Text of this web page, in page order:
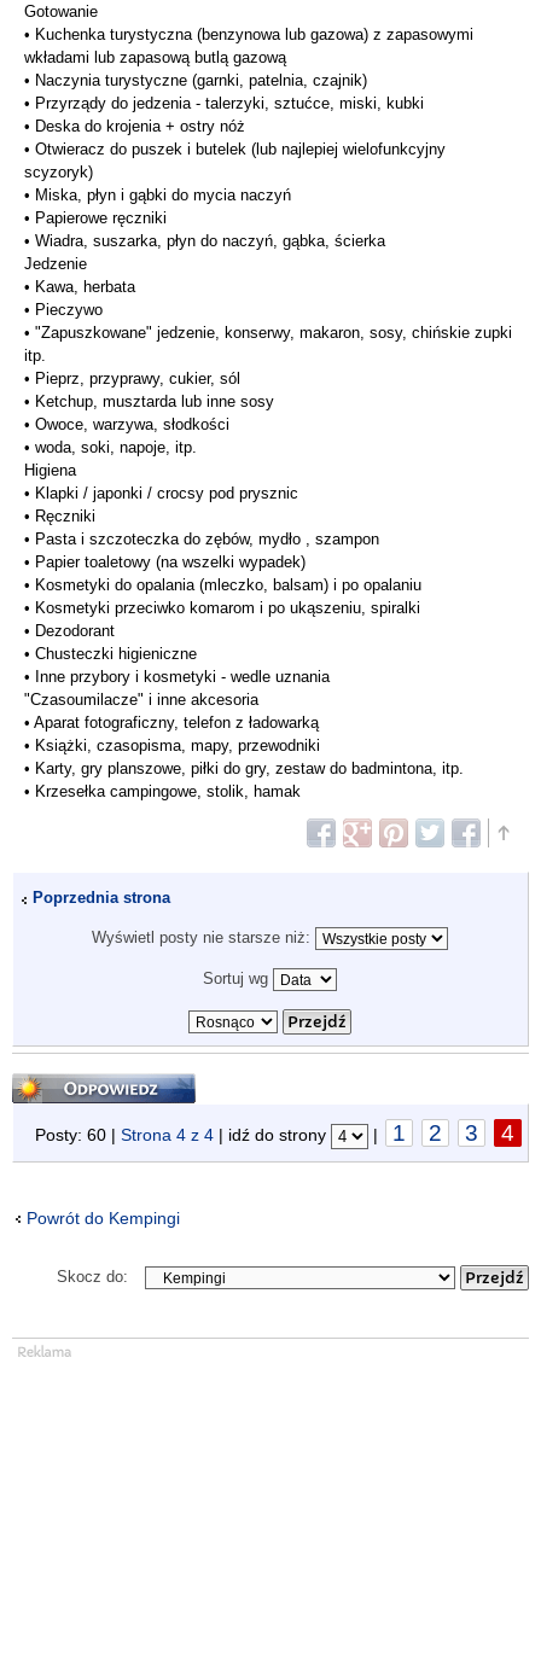
Gotowanie
• Kuchenka turystyczna (benzynowa lub gazowa) z zapasowymi
wkładami lub zapasową butlą gazową
• Naczynia turystyczne (garnki, patelnia, czajnik)
• Przyrządy do jedzenia - talerzyki, sztućce, miski, kubki
• Deska do krojenia + ostry nóż
• Otwieracz do puszek i butelek (lub najlepiej wielofunkcyjny
scyzoryk)
• Miska, płyn i gąbki do mycia naczyń
• Papierowe ręczniki
• Wiadra, suszarka, płyn do naczyń, gąbka, ścierka
Jedzenie
• Kawa, herbata
• Pieczywo
• "Zapuszkowane" jedzenie, konserwy, makaron, sosy, chińskie zupki
itp.
• Pieprz, przyprawy, cukier, sól
• Ketchup, musztarda lub inne sosy
• Owoce, warzywa, słodkości
• woda, soki, napoje, itp.
Higiena
• Klapki / japonki / crocsy pod prysznic
• Ręczniki
• Pasta i szczoteczka do zębów, mydło , szampon
• Papier toaletowy (na wszelki wypadek)
• Kosmetyki do opalania (mleczko, balsam) i po opalaniu
• Kosmetyki przeciwko komarom i po ukąszeniu, spiralki
• Dezodorant
• Chusteczki higieniczne
• Inne przybory i kosmetyki - wedle uznania
"Czasoumilacze" i inne akcesoria
• Aparat fotograficzny, telefon z ładowarką
• Książki, czasopisma, mapy, przewodniki
• Karty, gry planszowe, piłki do gry, zestaw do badmintona, itp.
• Krzesełka campingowe, stolik, hamak
Poprzednia strona
Wyświetl posty nie starsze niż:
Sortuj wg
Odpowiedz
Posty: 60 | Strona 4 z 4 | idź do strony | 1 2 3 4
Powrót do Kempingi
Skocz do: